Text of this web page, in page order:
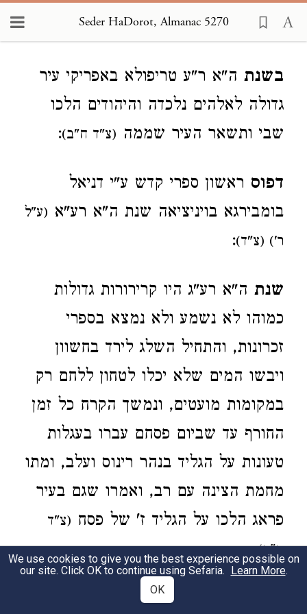
Seder HaDorot, Almanac 5270
בשנת ה"א ר"ע טריפולא באפריקי עיר
גדולה לאלהים נלכדה והיהודים הלכו
שבי ותשאר העיר שממה (צ"ד ח"ב):
דפוס ראשון ספרי קדש ע"י דניאל
בומבירגא בויניציאה שנת ה"א רע"א (ע"ל
ר') (צ"ד):
שנת ה"א רע"ג היו קרירורות גדולות
כמוהו לא נשמע ולא נמצא בספרי
זכרונות, והתחיל השלג לירד בחשוון
ויבשו המים שלא יכלו לטחון ללחם רק
במקומות מועטים, ונמשך הקרח כל זמן
החורף עד שביום פסחם עברו בעגלות
טעונות על הגליד בנהר רינוס ועלב, ומתו
מחמת הצינה עם רב, ואמרו שגם בעיר
פראג הלכו על הגליד ז' של פסח (צ"ד
ח"ב):
בירושלים ה"א רע"ו
We use cookies to give you the best experience possible on
our site. Click OK to continue using Sefaria. Learn More.
OK